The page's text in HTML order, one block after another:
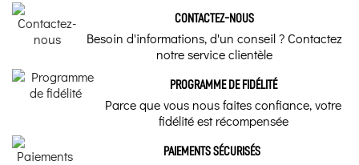
CONTACTEZ-NOUS
Besoin d'informations, d'un conseil ? Contactez
notre service clientèle
PROGRAMME DE FIDÉLITÉ
Parce que vous nous faites confiance, votre
fidélité est récompensée
PAIEMENTS SÉCURISÉS